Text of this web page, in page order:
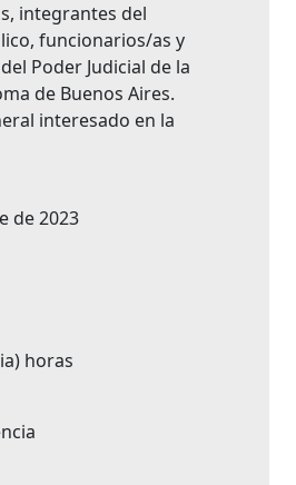
integrantes del
funcionarios/as y
Poder Judicial de la
de Buenos Aires.
interesado en la
de 2023
horas